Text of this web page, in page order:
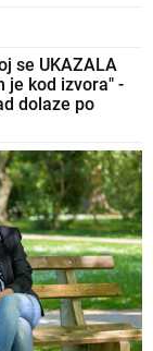
se UKAZALA
je kod izvora" -
dolaze po